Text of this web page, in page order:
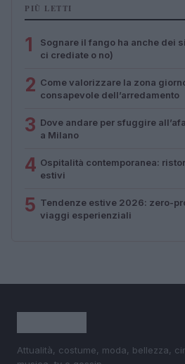
PIÙ LETTI
1
Sognare il fango ha anche dei
ci crediate o no)
2 Come valorizzare la zona
consapevole dell’arredamento
3 Dove andare per sfuggire
a Milano
4 Ospitalità contemporanea:
estivi
5 Tendenze estive 2026: zero-
viaggi esperienziali
Attualità, costume, moda, bellezza,